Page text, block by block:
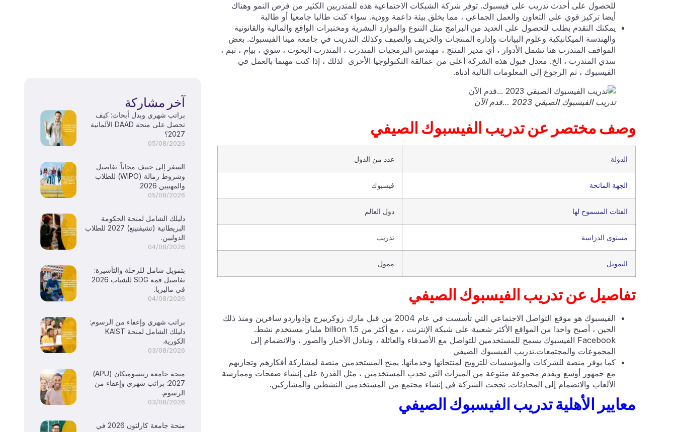
للحصول على أحدث تدريب على فيسبوك. توفر شركة الشبكات الاجتماعية هذه للمتدربين الكثير من فرص النمو وهناك
أيضا تركيز قوي على التعاون والعمل الجماعي ، مما يخلق بيئة داعمة وودية. سواء كنت طالبا جامعيا أو طالبة
يمكنك التقدم بطلب للحصول على العديد من البرامج مثل التنوع والموارد البشرية ومختبرات الواقع والمالية والقانونية
والهندسة الميكانيكية وعلوم البيانات وإدارة المنتجات والخريف والصيف وكذلك التدريب في جامعة ميتا الفيسبوك. بعض
المواقف المتدرب هنا تشمل الأدوار ، أي مدير المنتج ، مهندس البرمجيات المتدرب ، المتدرب البحوث ، سوي ، بيإم ، تبم ،
سدي المتدرب ، الخ. معدل قبول هذه الشركة أعلى من عمالقة التكنولوجيا الأخرى لذلك ، إذا كنت مهتما بالعمل في
الفيسبوك ، ثم الرجوع إلى المعلومات التالية أدناه.
تدريب الفيسبوك الصيفي 2023 …قدم الآن
وصف مختصر عن تدريب الفيسبوك الصيفي
الدولة عدد من الدول
الجهة المانحة فيسبوك
الفئات المسموح لها دول العالم
مستوى الدراسة تدريب
التمويل ممول
تفاصيل عن تدريب الفيسبوك الصيفي
الفيسبوك هو موقع التواصل الاجتماعي التي تأسست في عام 2004 من قبل مارك زوكربيرج وإدواردو سافرين ومنذ ذلك
الحين ، أصبح واحدا من المواقع الأكثر شعبية على شبكة الإنترنت ، مع أكثر من 1.5 billion مليار مستخدم نشط.
Facebook الفيسبوك يسمح للمستخدمين للتواصل مع الأصدقاء والعائلة ، وتبادل الأخبار والصور ، والانضمام إلى
المجموعات والمجتمعات.تدريب الفيسبوك الصيفي
كما يوفر منصة للشركات والمؤسسات للترويج لمنتجاتها وخدماتها. يمنح المستخدمين منصة لمشاركة أفكارهم وتجاربهم
مع جمهور أوسع ويقدم مجموعة متنوعة من الميزات التي تجذب المستخدمين ، مثل القدرة على إنشاء صفحات وممارسة
الألعاب والانضمام إلى المحادثات. نجحت الشركة في إنشاء مجتمع من المستخدمين النشطين والمشاركين.
معايير الأهلية تدريب الفيسبوك الصيفي
آخر مشاركة
براتب شهري وبدل أبحاث: كيف
تحصل على منحة DAAD الألمانية
2027؟
05/08/2026
السفر إلى جنيف مجاناً: تفاصيل
وشروط زمالة (WIPO) للطلاب
والمهنيين 2026.
05/08/2026
دليلك الشامل لمنحة الحكومة
البريطانية (تشيفنينغ) 2027 للطلاب
الدوليين.
04/08/2026
بتمويل شامل للرحلة والتأشيرة:
تفاصيل قمة SDG للشباب 2026
في ماليزيا.
04/08/2026
براتب شهري وإعفاء من الرسوم:
دليلك الشامل لمنحة KAIST
الكورية.
03/08/2026
منحة جامعة ريتسوميكان (APU)
2027: براتب شهري وإعفاء من
الرسوم.
03/08/2026
منحة جامعة كارلتون 2026 في